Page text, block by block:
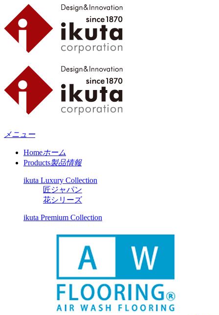
メニュー
Homeホーム
Products製品情報
ikuta Luxury Collection
匠ジャパン
花シリーズ
ikuta Premium Collection